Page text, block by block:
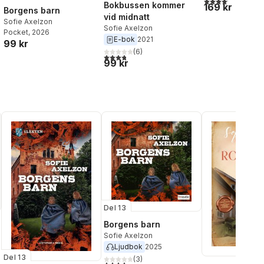
Borgens barn
Sofie Axelzon
Pocket, 2026
99 kr
Bokbussen kommer
vid midnatt
Sofie Axelzon
E-bok 2021
3,8utav 5 stjärnor. Totalt antal röster:
(6)
99 kr
169 kr
Del 13
Del 13
Borgens barn
Sofie Axelzon
Ljudbok 2025
(3)